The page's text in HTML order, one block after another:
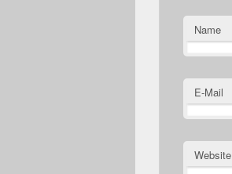
Name
E-Mail
Website